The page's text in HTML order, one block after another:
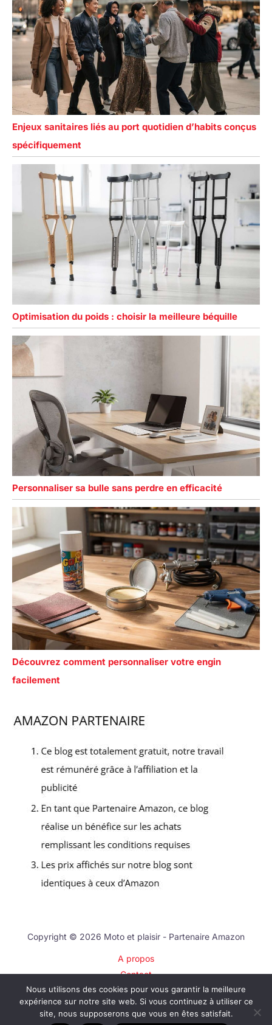
Enjeux sanitaires liés au port quotidien d’habits conçus
spécifiquement
Optimisation du poids : choisir la meilleure béquille
Personnaliser sa bulle sans perdre en efficacité
Découvrez comment personnaliser votre engin
facilement
Copyright © 2026 Moto et plaisir - Partenaire Amazon
A propos
Contact
Plan du site
Mentions légales
Politique de confidentialité
Nous utilisons des cookies pour vous garantir la meilleure
expérience sur notre site web. Si vous continuez à utiliser ce
site, nous supposerons que vous en êtes satisfait.